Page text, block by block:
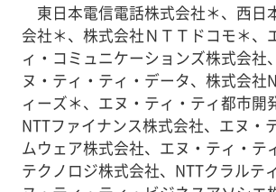
東日本電信電話株式会社＊、西日
会社＊、株式会社ＮＴＴドコモ＊、
ィ・コミュニケーションズ株式会社
ヌ・ティ・ティ・データ、株式会社
ィーズ＊、エヌ・ティ・ティ都市開
NTTファイナンス株式会社、エヌ・
ムウェア株式会社、エヌ・ティ・テ
テクノロジ株式会社、NTTクラルテ